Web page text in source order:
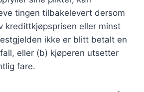
tingen tilbakelevert dersom
kredittkjøpsprisen eller minst
ikke er blitt betalt en
eller (b) kjøperen utsetter
fare.